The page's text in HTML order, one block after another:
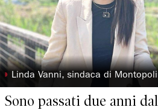
◗ Linda Vanni, sindaca di Montopoli
Sono passati due anni